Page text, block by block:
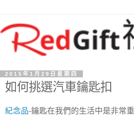
2015年1月29日星期四
如何挑選汽車鑰匙扣
紀念品-鑰匙在我們的生活中是非常